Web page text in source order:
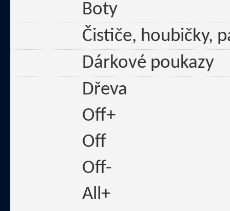
Boty
Čističe, houbičky,
Dárkové poukazy
Dřeva
Off+
Off
Off-
All+